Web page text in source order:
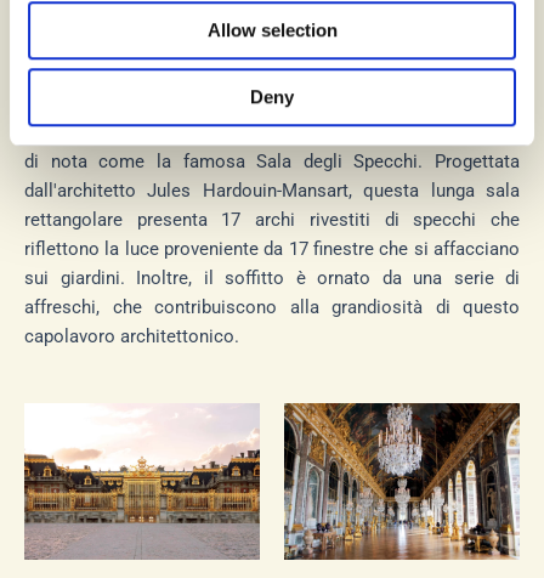
Allow selection
Deny
l'importanza storica e culturale.
Con oltre 700 stanze, il palazzo vanta caratteristiche degne
di nota come la famosa Sala degli Specchi. Progettata
dall'architetto Jules Hardouin-Mansart, questa lunga sala
rettangolare presenta 17 archi rivestiti di specchi che
riflettono la luce proveniente da 17 finestre che si affacciano
sui giardini. Inoltre, il soffitto è ornato da una serie di
affreschi, che contribuiscono alla grandiosità di questo
capolavoro architettonico.